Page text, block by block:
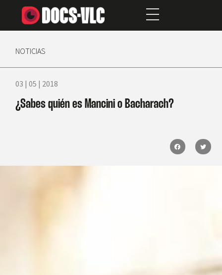
NOTICIAS
03 | 05 | 2018
¿Sabes quién es Mancini o Bacharach?